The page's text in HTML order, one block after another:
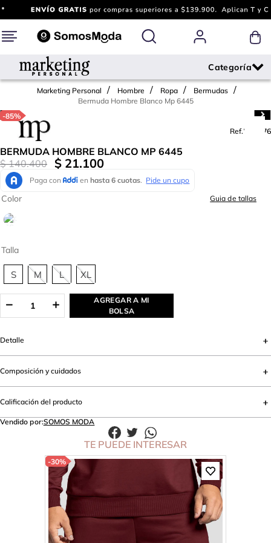
Marketing Personal Hombre Ropa
Bermudas
Bermuda Hombre Blanco Mp 6445
-85%
Ref.704476
BERMUDA HOMBRE BLANCO MP 6445
$ 140.400 $ 21.100
Talla
S M L XL
Color Guia de tallas
AGREGAR A MI
BOLSA
Detalle
Composición y cuidados
Calificación del producto
Vendido por:SOMOS MODA
TE PUEDE INTERESAR
-30%